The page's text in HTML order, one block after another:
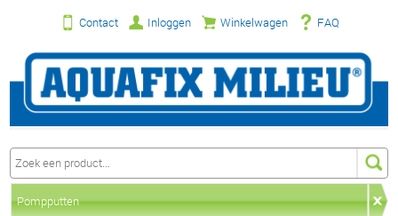
Contact Inloggen Winkelwagen FAQ
Pompputten